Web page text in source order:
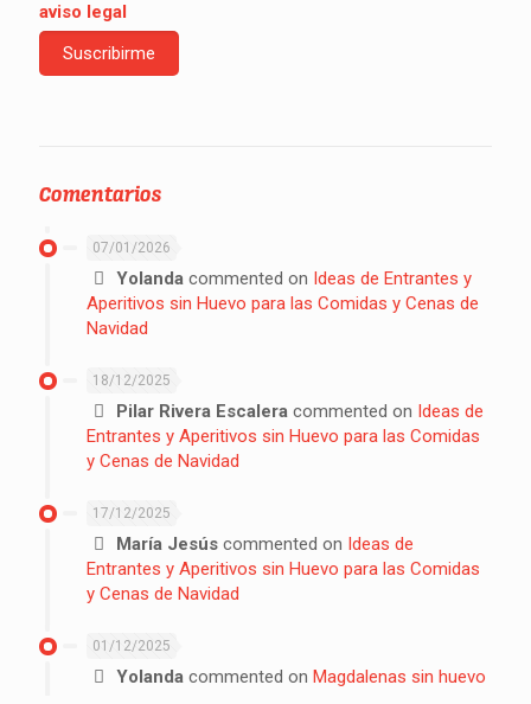
aviso legal
Comentarios
07/01/2026
Yolanda commented on Ideas de Entrantes y
Aperitivos sin Huevo para las Comidas y Cenas de
Navidad
18/12/2025
Pilar Rivera Escalera commented on Ideas de
Entrantes y Aperitivos sin Huevo para las Comidas
y Cenas de Navidad
17/12/2025
María Jesús commented on Ideas de
Entrantes y Aperitivos sin Huevo para las Comidas
y Cenas de Navidad
01/12/2025
Yolanda commented on Magdalenas sin huevo